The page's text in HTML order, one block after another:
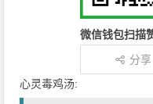
微信钱包扫描
分享
心灵毒鸡汤: